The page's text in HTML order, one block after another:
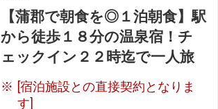
【蒲郡で朝食を◎１泊朝食】駅
から徒歩１８分の温泉宿！チ
ェックイン２２時迄で一人旅
[宿泊施設との直接契約となりま
す]